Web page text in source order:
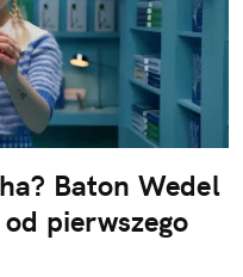
Baton Wedel
pierwszego